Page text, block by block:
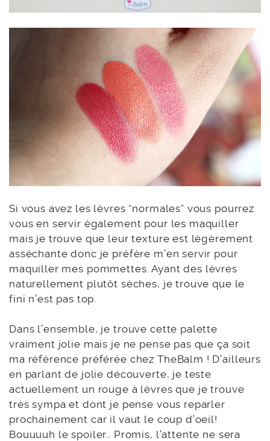
Si vous avez les lèvres “normales” vous pourrez
vous en servir également pour les maquiller
mais je trouve que leur texture est légèrement
asséchante donc je préfère m’en servir pour
maquiller mes pommettes. Ayant des lèvres
naturellement plutôt sèches, je trouve que le
fini n’est pas top.
Dans l’ensemble, je trouve cette palette
vraiment jolie mais je ne pense pas que ça soit
ma référence préférée chez TheBalm ! D’ailleurs
en parlant de jolie découverte, je teste
actuellement un rouge à lèvres que je trouve
très sympa et dont je pense vous reparler
prochainement car il vaut le coup d’oeil!
Bouuuuh le spoiler.. Promis, l’attente ne sera